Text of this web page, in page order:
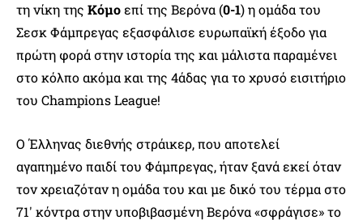
τη νίκη της Κόμοεπί της Βερόνα (0-1) η ομάδα του
Σεσκ Φάμπρεγας εξασφάλισε ευρωπαϊκή έξοδο για
πρώτη φορά στην ιστορία της και μάλιστα παραμένει
στο κόλπο ακόμα και της 4άδας για το χρυσό εισιτήριο
του Champions League!
Ο Έλληνας διεθνής στράικερ, που αποτελεί
αγαπημένο παιδί του Φάμπρεγας, ήταν ξανά εκεί όταν
τον χρειαζόταν η ομάδα του και με δικό του τέρμα στο
71′ κόντρα στην υποβιβασμένη Βερόνα «σφράγισε» το